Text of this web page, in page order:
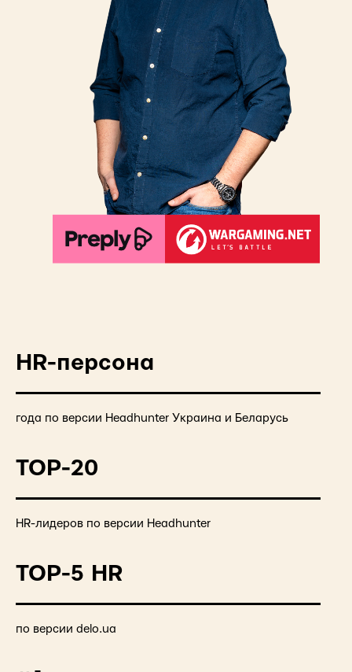
HR-персона
года по версии Headhunter Украина и Беларусь
TOP-20
HR-лидеров по версии Headhunter
TOP-5 HR
по версии delo.ua